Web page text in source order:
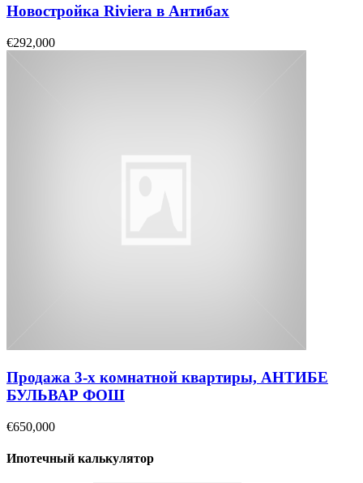
Новостройка Riviera в Антибах
€292,000
Продажа 3-х комнатной квартиры, АНТИБЕ
БУЛЬВАР ФОШ
€650,000
Ипотечный калькулятор